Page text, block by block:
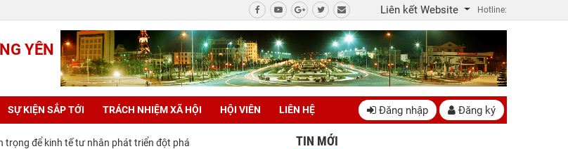
Liên kết Website Hotline:
YÊN
SỰ KIỆN SẮP TỚI TRÁCH NHIỆM XÃ HỘI HỘI VIÊN LIÊN HỆ Đăng nhập Đăng ký
trọng để kinh tế tư nhân phát triển đột phá TIN MỚI